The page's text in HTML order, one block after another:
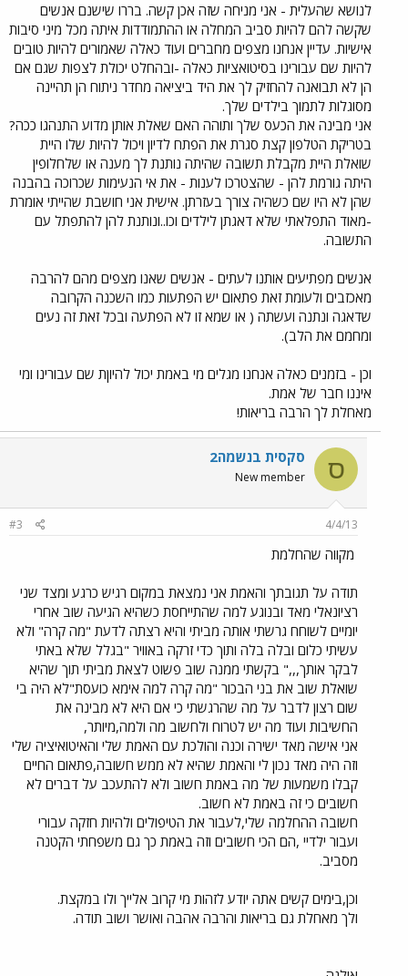
לנושא שהעלית - אני מניחה שזה אכן קשה. בררו שישנם אנשים
שקשה להם להיות סביב המחלה או ההתמודדות איתה מכל מיני סיבות
אישיות. עדיין אנחנו מצפים מחברים ועוד כאלה שאמורים להיות טובים
להיות שם עבורינו בסיטואציות כאלה -ובהחלט יכולת לצפות שגם אם
הן לא תבואנה להחזיק לך את היד ביציאה מחדר ניתוח הן תהיינה
מסוגלות לתמוך בילדים שלך.
אני מבינה את הכעס שלך ותוהה האם שאלת אותן מדוע התנהגו ככה?
בטריקת הטלפון קצת סגרת את הפתח לדיון ויכול להיות שלו היית
שואלת היית מקבלת תשובה שהיתה נותנת לך מענה או שלחלופין
היתה גורמת להן - שהצטרכו לענות - את אי הנעימות שכרוכה בהבנה
שהן לא היו שם כשהיה צורך בעזרתן. אישית אני חושבת שהייתי אומרת
-מאוד התפלאתי שלא דאגתן לילדים וכו..ונותנת להן להתפתל עם
התשובה.
אנשים מפתיעים אותנו לעתים - אנשים שאנו מצפים מהם להרבה
מאכזבים ולעומת זאת פתאום יש הפתעות כמו השכנה הקרובה
שדאגה ונתנה ועשתה ( או שמא זו לא הפתעה ובכל זאת זה נעים
ומחמם את הלב).
וכן - בזמנים כאלה אנחנו מגלים מי באמת יכול להיוןת שם עבורינו ומי
איננו חבר של אמת.
מאחלת לך הרבה בריאות!
ס סקסית בנשמה2
New member
4/4/13
#3
מקווה שהחלמת
תודה על תגובתך והאמת אני נמצאת במקום רגיש כרגע ומצד שני
רציונאלי מאד ובנוגע למה שהתייחסת כשהיא הגיעה שוב אחרי
יומיים לשוחח גרשתי אותה מביתי והיא רצתה לדעת "מה קרה" ולא
עשיתי כלום ובלה בלה ותוך כדי זרקה באוויר "בגלל שלא באתי
לבקר אותך,,," בקשתי ממנה שוב פשוט לצאת מביתי תוך שהיא
שואלת שוב את בני הבכור "מה קרה למה אימא כועסת"לא היה בי
שום רצון לדבר על מה שהרגשתי כי אם היא לא מבינה את
החשיבות ועוד מה יש לטרוח ולחשוב מה ולמה,מיותר,
אני אישה מאד ישירה וכנה והולכת עם האמת שלי והאיטואיציה שלי
וזה היה מאד נכון לי והאמת שהיא לא ממש חשובה,פתאום החיים
קבלו משמעות של מה באמת חשוב ולא להתעכב על דברים לא
חשובים כי זה באמת לא חשוב.
חשובה ההחלמה שלי,לעבור את הטיפולים ולהיות חזקה עבורי
ועבור ילדיי ,הם הכי חשובים וזה באמת כך גם משפחתי הקטנה
מסביב.
וכן,בימים קשים אתה יודע לזהות מי קרוב אלייך ולו במקצת.
ולך מאחלת גם בריאות והרבה אהבה ואושר ושוב תודה.